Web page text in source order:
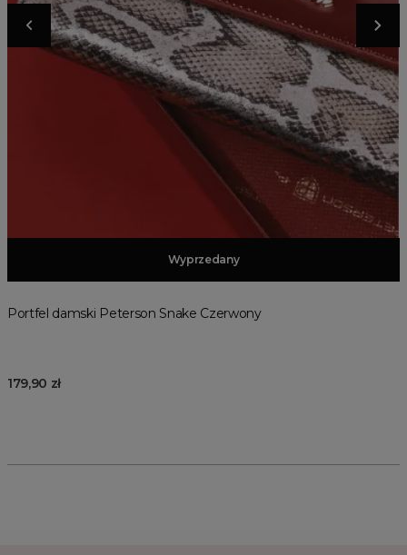
Dodaj do koszyka
Wyprzedany
Portfel damski Peterson Snake Czerwony
179,90 zł